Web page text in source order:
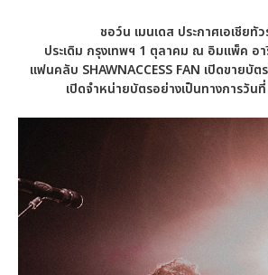
ชอว์น เมนเดส ประกาศเอเชียทั
ประเดิม กรุงเทพฯ 1 ตุลาคม ณ อิมแพ็ค อา
แฟนคลับ SHAWNACCESS FAN เปิดขายบัต
เปิดจำหน่ายบัตรอย่างเป็นทางการวัน